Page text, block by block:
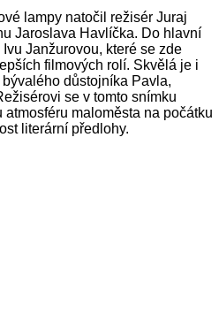
lampy natočil režisér Juraj
Jaroslava Havlíčka. Do hlavní
Janžurovou, které se zde
filmových rolí. Skvělá je i
důstojníka Pavla,
se v tomto snímku
maloměsta na počátku
literární předlohy.